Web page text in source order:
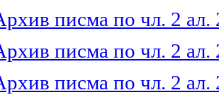
писма по чл. 2 ал.
писма по чл. 2 ал.
писма по чл. 2 ал.